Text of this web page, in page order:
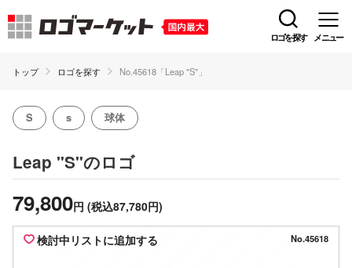
ロゴを探す メニュー
トップ ロゴを探す No.45618「Leap "S"」
S s 球体
Leap "S"のロゴ
79,800円 (税込87,780円)
検討中リストに追加する No.45618